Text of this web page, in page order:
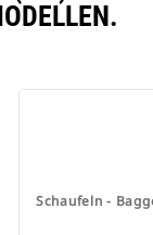
Schaufeln -